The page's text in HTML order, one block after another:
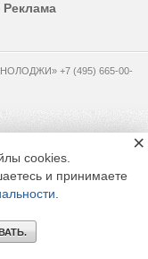
Реклама
+7 (495) 665-00-
cookies.
и принимаете
×